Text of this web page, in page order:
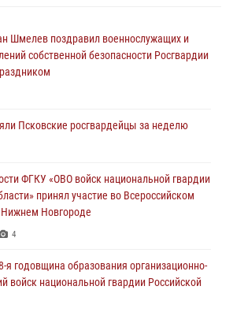
Шмелев поздравил военнослужащих и
собственной безопасности Росгвардии
Псковские росгвардейцы за неделю
ФГКУ «ОВО войск национальной гвардии
принял участие во Всероссийском
Новгороде
4
я годовщина образования организационно-
войск национальной гвардии Российской